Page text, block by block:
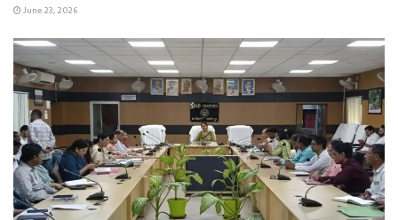
June 23, 2026